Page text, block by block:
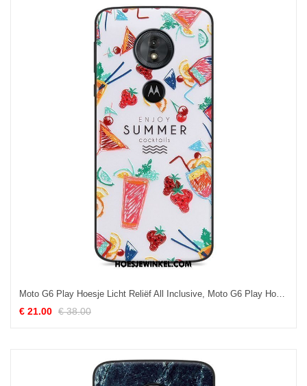
Moto G6 Play Hoesje Licht Reliëf All Inclusive, Moto G6 Play Hoesje Zacht Siliconen
€ 21.00 € 38.00